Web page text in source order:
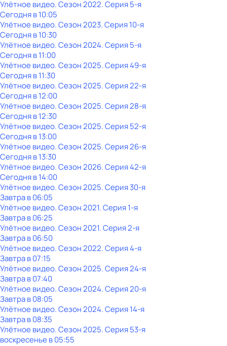
Улётное видео. Сезон 2022. Серия 5-я
Сегодня в 10:05
Улётное видео. Сезон 2023. Серия 10-я
Сегодня в 10:30
Улётное видео. Сезон 2024. Серия 5-я
Сегодня в 11:00
Улётное видео. Сезон 2025. Серия 49-я
Сегодня в 11:30
Улётное видео. Сезон 2025. Серия 22-я
Сегодня в 12:00
Улётное видео. Сезон 2025. Серия 28-я
Сегодня в 12:30
Улётное видео. Сезон 2025. Серия 52-я
Сегодня в 13:00
Улётное видео. Сезон 2025. Серия 26-я
Сегодня в 13:30
Улётное видео. Сезон 2026. Серия 42-я
Сегодня в 14:00
Улётное видео. Сезон 2025. Серия 30-я
Завтра в 06:05
Улётное видео. Сезон 2021. Серия 1-я
Завтра в 06:25
Улётное видео. Сезон 2021. Серия 2-я
Завтра в 06:50
Улётное видео. Сезон 2022. Серия 4-я
Завтра в 07:15
Улётное видео. Сезон 2025. Серия 24-я
Завтра в 07:40
Улётное видео. Сезон 2024. Серия 20-я
Завтра в 08:05
Улётное видео. Сезон 2024. Серия 14-я
Завтра в 08:35
Улётное видео. Сезон 2025. Серия 53-я
воскресенье в05:55